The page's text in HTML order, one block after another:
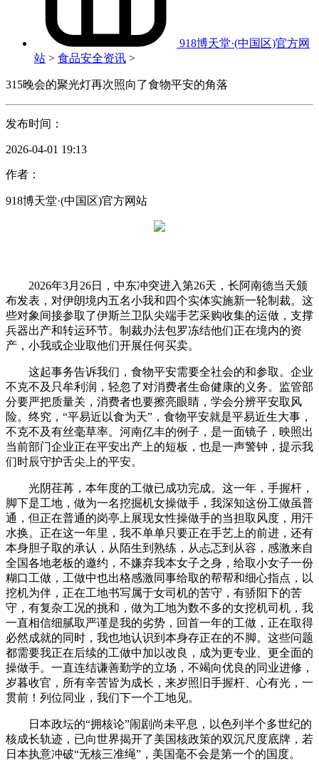
918博天堂·(中国区)官方网
站 > 食品安全资讯 >
315晚会的聚光灯再次照向了食物平安的角落
发布时间：
2026-04-01 19:13
作者：
918博天堂·(中国区)官方网站
2026年3月26日，中东冲突进入第26天，长阿南德当天颁
布发表，对伊朗境内五名小我和四个实体实施新一轮制裁。这
些对象间接参取了伊斯兰卫队尖端手艺采购收集的运做，支撑
兵器出产和转运环节。制裁办法包罗冻结他们正在境内的资
产，小我或企业取他们开展任何买卖。
这起事务告诉我们，食物平安需要全社会的和参取。企业
不克不及只牟利润，轻忽了对消费者生命健康的义务。监管部
分要严把质量关，消费者也要擦亮眼睛，学会分辨平安取风
险。终究，“平易近以食为天”，食物平安就是平易近生大事，
不克不及有丝毫草率。河南亿丰的例子，是一面镜子，映照出
当前部门企业正在平安出产上的短板，也是一声警钟，提示我
们时辰守护舌尖上的平安。
光阴荏苒，本年度的工做已成功完成。这一年，手握杆，
脚下是工地，做为一名挖掘机女操做手，我深知这份工做虽普
通，但正在普通的岗亭上展现女性操做手的当担取风度，用汗
水换。正在这一年里，我不单单只要正在手艺上的前进，还有
本身胆子取的承认，从陌生到熟练，从忐忑到从容，感激来自
全国各地老板的邀约，不嫌弃我本女子之身，给取小女子一份
糊口工做，工做中也出格感激同事给取的帮帮和细心指点，以
挖机为伴，正在工地书写属于女司机的苦守，有骄阳下的苦
守，有复杂工况的挑和，做为工地为数不多的女挖机司机，我
一直相信细腻取严谨是我的劣势，回首一年的工做，正在取得
必然成就的同时，我也地认识到本身存正在的不脚。这些问题
都需要我正在后续的工做中加以改良，成为更专业、更全面的
操做手。一直连结谦善勤学的立场，不竭向优良的同业进修，
岁暮收官，所有辛苦皆为成长，来岁照旧手握杆、心有光，一
贯前！列位同业，我们下一个工地见。
日本政坛的“拥核论”闹剧尚未平息，以色列半个多世纪的
核成长轨迹，已向世界揭开了美国核政策的双沉尺度底牌，若
日本执意冲破“无核三准绳”，美国毫不会是第一个的国度。